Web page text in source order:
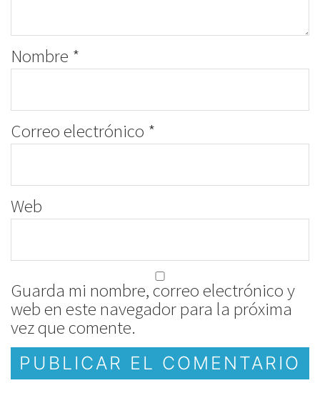
Nombre *
Correo electrónico *
Web
Guarda mi nombre, correo electrónico y
web en este navegador para la próxima
vez que comente.